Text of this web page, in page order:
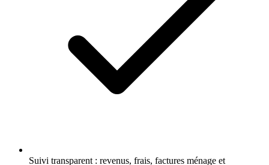
Suivi transparent : revenus, frais, factures ménage et